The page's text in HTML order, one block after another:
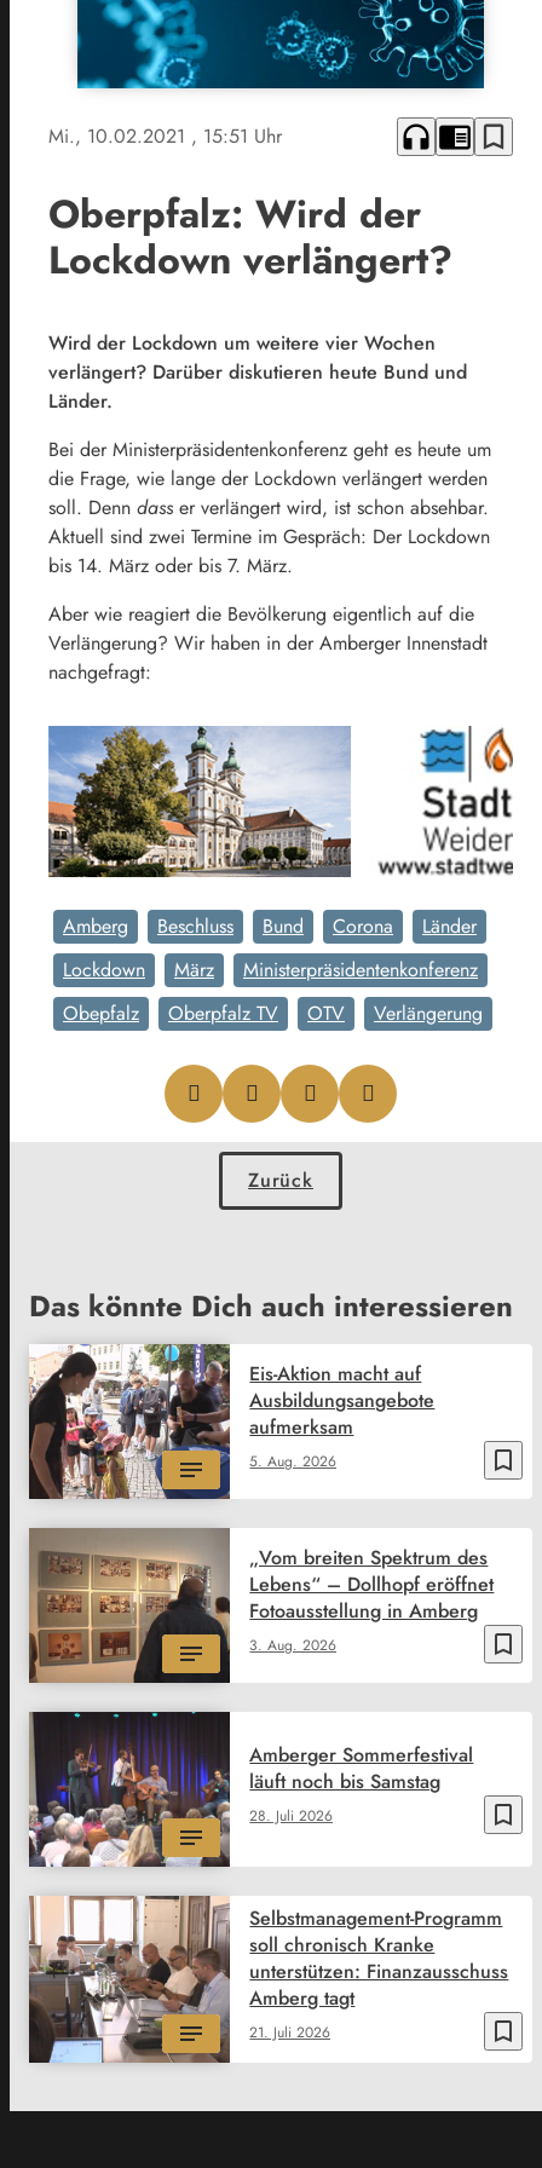
Mi., 10.02.2021 , 15:51 Uhr headphones chrome_reader_mode bookmark_border
Oberpfalz: Wird der
Lockdown verlängert?
Wird der Lockdown um weitere vier Wochen
verlängert? Darüber diskutieren heute Bund und
Länder.
Bei der Ministerpräsidentenkonferenz geht es heute um
die Frage, wie lange der Lockdown verlängert werden
soll. Denn dass er verlängert wird, ist schon absehbar.
Aktuell sind zwei Termine im Gespräch: Der Lockdown
bis 14. März oder bis 7. März.
Aber wie reagiert die Bevölkerung eigentlich auf die
Verlängerung? Wir haben in der Amberger Innenstadt
nachgefragt:
Amberg Beschluss Bund Corona
Länder
Lockdown
März
Ministerpräsidentenkonferenz
Obepfalz
Oberpfalz TV OTV Verlängerung
Zurück
Das könnte Dich auch interessieren
bookmark_border
5. Aug. 2026
Eis-Aktion macht auf
Ausbildungsangebote
aufmerksam
bookmark_border
3. Aug. 2026
„Vom breiten Spektrum des
Lebens“ – Dollhopf eröffnet
Fotoausstellung in Amberg
bookmark_border
28. Juli 2026
Amberger Sommerfestival
läuft noch bis Samstag
bookmark_border
21. Juli 2026
Selbstmanagement-Programm
soll chronisch Kranke
unterstützen: Finanzausschuss
Amberg tagt